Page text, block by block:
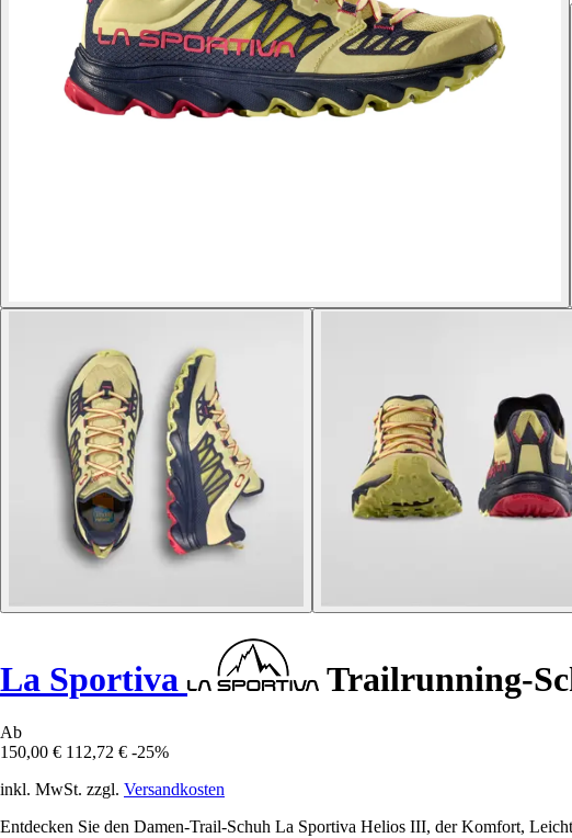
La Sportiva Trailrunning-
Ab
150,00 € 112,72 € -25%
inkl. MwSt. zzgl. Versandkosten
Entdecken Sie den Damen-Trail-Schuh La Sportiva Helios III, der Komfort,